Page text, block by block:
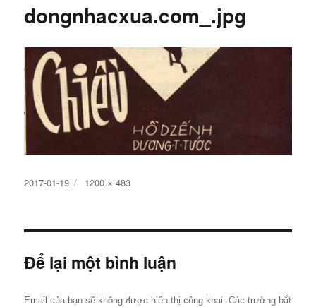
dongnhacxua.com_.jpg
Đăng
2017-01-19
Kích
1200 × 483
Để lại một bình luận
Email của bạn sẽ không được hiển thị công khai.
Các trường bắt